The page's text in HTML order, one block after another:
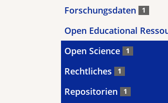
Forschungsdaten 1
Open Educational
Open Science 1
Rechtliches 1
Repositorien 1